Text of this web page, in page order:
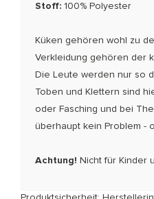
Stoff: 100% Polyester
Küken gehören wohl zu
Verkleidung gehören der
Die Leute werden nur so
Toben und Klettern sind
oder Fasching und bei
überhaupt kein Problem -
Achtung! Nicht für Kinder